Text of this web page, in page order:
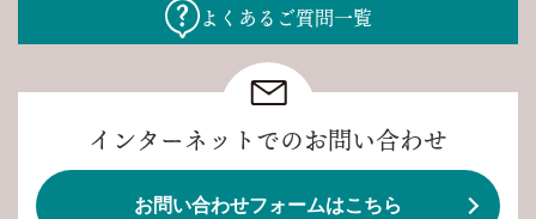
よくあるご質問一覧
インターネットでのお問い合わせ
お問い合わせフォームはこちら